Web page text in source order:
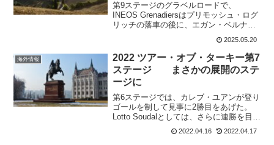
第9ステージのグラベルロードで、
INEOS Grenadiersはプリモッシュ・ログ
リッチの落車の後に、エガン・ベルナ
ル、ブランドン・リベラ、テイメン・ア
レンスマンと3人が先頭集団に入ることが
できた。しかし、テイメン・アレンスマ
ンは何故か...
2025.05.20
海外情報
2022 ツアー・オブ・ターキー第7
ステージ まさかの展開のステ
ージに
第6ステージでは、カレブ・ユアンが登り
ゴールを制して見事に2勝目をあげた。
Lotto Soudalとしては、さらに連勝を目指
したところだけど、コースには2つの山岳
が待っている。果たして、各チームはス
2022.04.16 2022.04.17